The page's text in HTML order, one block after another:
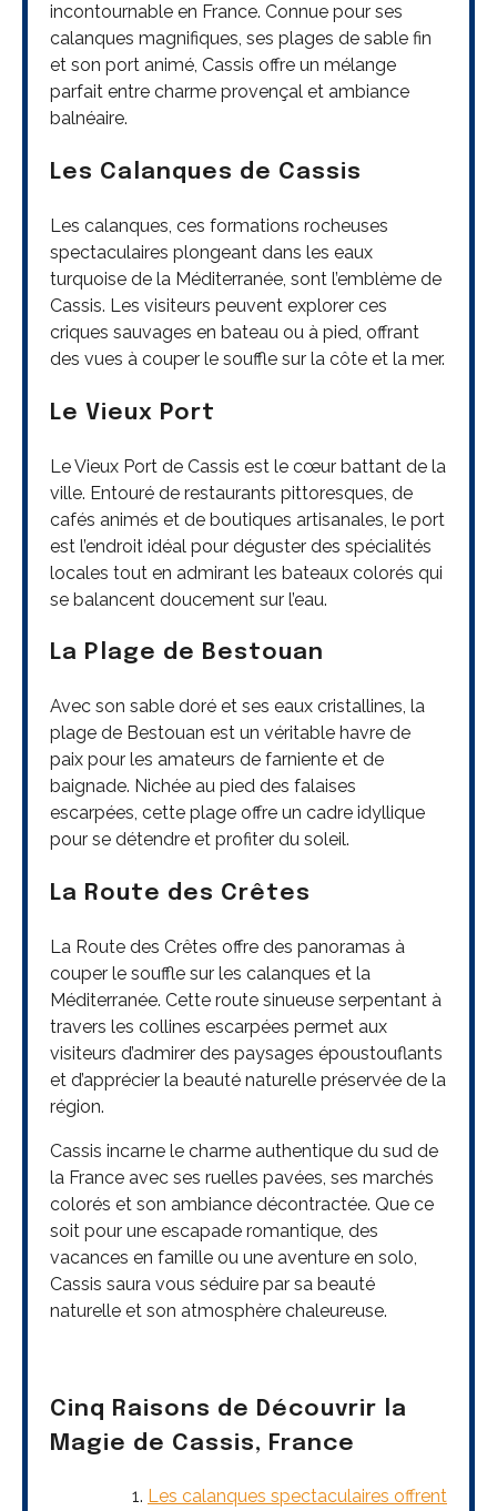
incontournable en France. Connue pour ses
calanques magnifiques, ses plages de sable fin
et son port animé, Cassis offre un mélange
parfait entre charme provençal et ambiance
balnéaire.
Les Calanques de Cassis
Les calanques, ces formations rocheuses
spectaculaires plongeant dans les eaux
turquoise de la Méditerranée, sont l’emblème de
Cassis. Les visiteurs peuvent explorer ces
criques sauvages en bateau ou à pied, offrant
des vues à couper le souffle sur la côte et la mer.
Le Vieux Port
Le Vieux Port de Cassis est le cœur battant de la
ville. Entouré de restaurants pittoresques, de
cafés animés et de boutiques artisanales, le port
est l’endroit idéal pour déguster des spécialités
locales tout en admirant les bateaux colorés qui
se balancent doucement sur l’eau.
La Plage de Bestouan
Avec son sable doré et ses eaux cristallines, la
plage de Bestouan est un véritable havre de
paix pour les amateurs de farniente et de
baignade. Nichée au pied des falaises
escarpées, cette plage offre un cadre idyllique
pour se détendre et profiter du soleil.
La Route des Crêtes
La Route des Crêtes offre des panoramas à
couper le souffle sur les calanques et la
Méditerranée. Cette route sinueuse serpentant à
travers les collines escarpées permet aux
visiteurs d’admirer des paysages époustouflants
et d’apprécier la beauté naturelle préservée de la
région.
Cassis incarne le charme authentique du sud de
la France avec ses ruelles pavées, ses marchés
colorés et son ambiance décontractée. Que ce
soit pour une escapade romantique, des
vacances en famille ou une aventure en solo,
Cassis saura vous séduire par sa beauté
naturelle et son atmosphère chaleureuse.
Cinq Raisons de Découvrir la
Magie de Cassis, France
Les calanques spectaculaires offrent